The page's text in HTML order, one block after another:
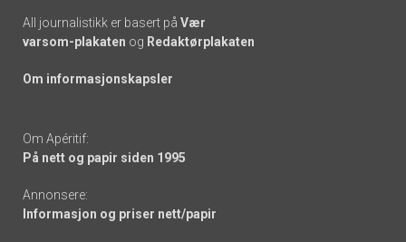
All journalistikk er basert på Vær
varsom-plakaten og Redaktørplakaten
Om informasjonskapsler
Om Apéritif:
På nett og papir siden 1995
Annonsere:
Informasjon og priser nett/papir